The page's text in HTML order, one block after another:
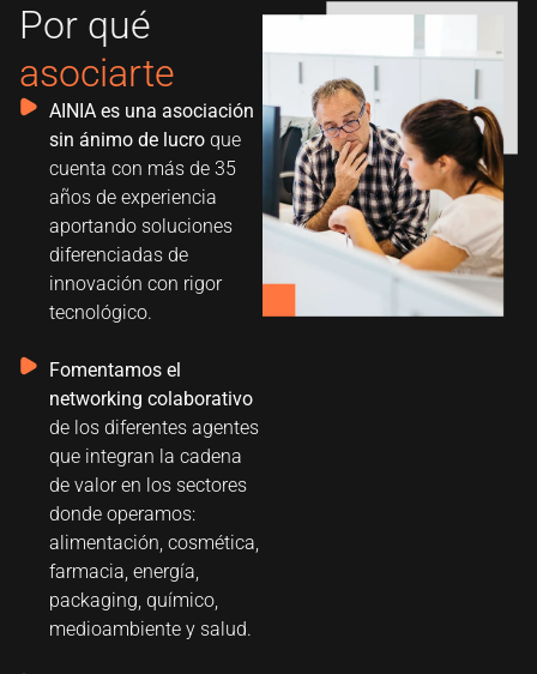
Por qué
asociarte
AINIA es una asociación
sin ánimo de lucro que
cuenta con más de 35
años de experiencia
aportando soluciones
diferenciadas de
innovación con rigor
tecnológico.
Fomentamos el
networking colaborativo
de los diferentes agentes
que integran la cadena
de valor en los sectores
donde operamos:
alimentación, cosmética,
farmacia, energía,
packaging, químico,
medioambiente y salud.